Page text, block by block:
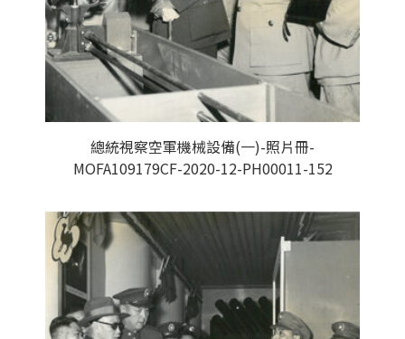
總統視察空軍機械設備(一)-照片冊-
MOFA109179CF-2020-12-PH00011-152